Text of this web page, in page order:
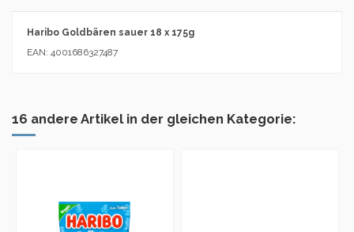
Haribo Goldbären sauer 18 x 175g
EAN: 4001686327487
16 andere Artikel in der gleichen Kategorie: